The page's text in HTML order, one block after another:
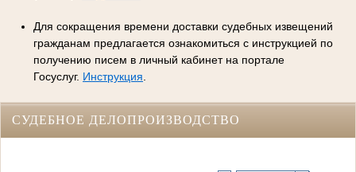
Для сокращения времени доставки судебных извещений
гражданам предлагается ознакомиться с инструкцией по
получению писем в личный кабинет на портале
Госуслуг. Инструкция
СУДЕБНОЕ ДЕЛОПРОИЗВОДСТВО